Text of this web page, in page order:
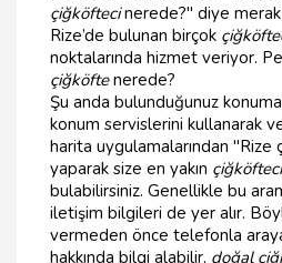
çiğköftecinerede?" diye
Rize’de bulunan birçok
noktalarında hizmet veriyor.
çiğköftenerede?
Şu anda bulunduğunuz
konum servislerini kullanarak
harita uygulamalarından "Rize
yaparak size en yakın çiğköfteci
bulabilirsiniz. Genellikle bu
iletişim bilgileri de yer alır.
vermeden önce telefonla
hakkında bilgi alabilir, doğal